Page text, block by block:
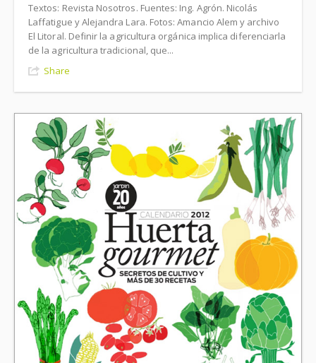
Textos: Revista Nosotros. Fuentes: Ing. Agrón. Nicolás
Laffatigue y Alejandra Lara. Fotos: Amancio Alem y archivo
El Litoral. Definir la agricultura orgánica implica diferenciarla
de la agricultura tradicional, que...
Share